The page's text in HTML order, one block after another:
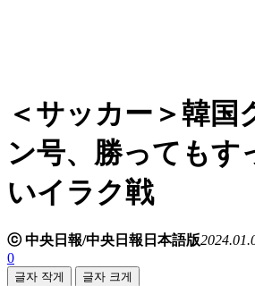
＜サッカー＞韓国
ン号、勝ってもす
いイラク戦
ⓒ 中央日報/中央日報日本語版
0
글자 작게 글자 크게